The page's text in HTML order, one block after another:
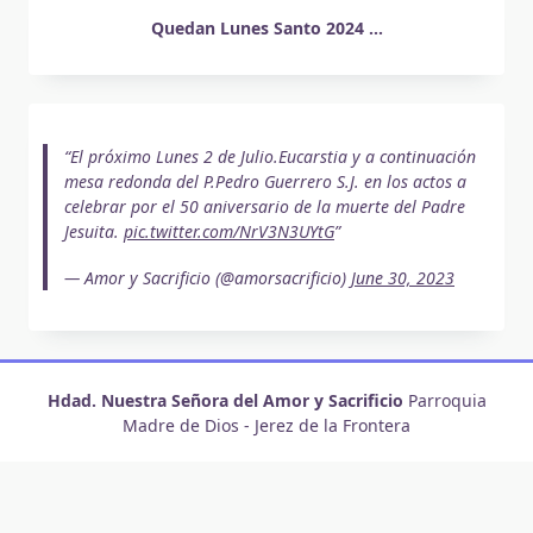
Quedan Lunes Santo 2024 ...
El próximo Lunes 2 de Julio.Eucarstia y a continuación
mesa redonda del P.Pedro Guerrero S.J. en los actos a
celebrar por el 50 aniversario de la muerte del Padre
Jesuita. pic.twitter.com/NrV3N3UYtG
— Amor y Sacrificio (@amorsacrificio) June 30, 2023
Hdad. Nuestra Señora del Amor y Sacrificio Parroquia
Madre de Dios - Jerez de la Frontera